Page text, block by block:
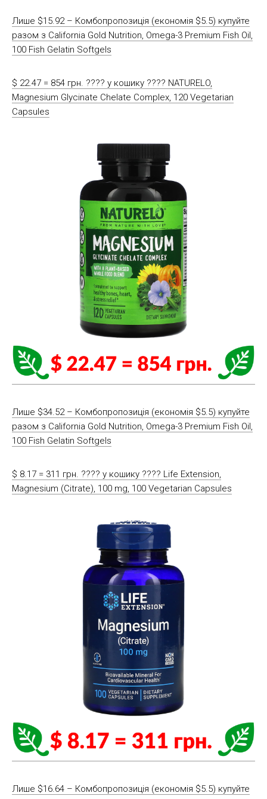
Лише $15.92 – Комбопропозиція (економія $5.5) купуйте
разом з California Gold Nutrition, Omega-3 Premium Fish Oil,
100 Fish Gelatin Softgels
$ 22.47 = 854 грн. ????️ у кошику ????️ NATURELO,
Magnesium Glycinate Chelate Complex, 120 Vegetarian
Capsules
Лише $34.52 – Комбопропозиція (економія $5.5) купуйте
разом з California Gold Nutrition, Omega-3 Premium Fish Oil,
100 Fish Gelatin Softgels
$ 8.17 = 311 грн. ????️ у кошику ????️ Life Extension,
Magnesium (Citrate), 100 mg, 100 Vegetarian Capsules
Лише $16.64 – Комбопропозиція (економія $5.5) купуйте